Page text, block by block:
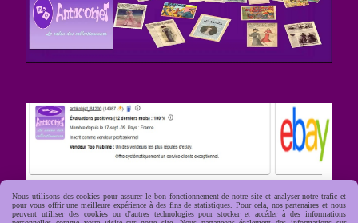
Nous utilisons des cookies pour assurer le bon fonctionnement de notre site et analyser notre trafic et
pour vous offrir une meilleure expérience à des fins de statistiques. Pour cela, nos partenaires et nous
peuvent utiliser des cookies ou d'autres technologies pour stocker et accéder à des informations